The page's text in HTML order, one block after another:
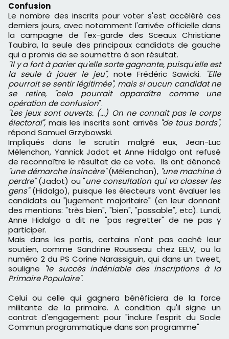
Confusion
Le nombre des inscrits pour voter s'est accéléré ces
derniers jours, avec notamment l'arrivée officielle dans
la campagne de l'ex-garde des Sceaux Christiane
Taubira, la seule des principaux candidats de gauche
qui a promis de se soumettre à son résultat.
"Il y a fort à parier qu'elle sorte gagnante, puisqu'elle est
la seule à jouer le jeu", note Frédéric Sawicki.
"Elle
pourrait se sentir légitimée", mais si aucun candidat ne
se retire, "cela pourrait apparaître comme une
opération de confusion".
"Les jeux sont ouverts. (...) On ne connait pas le corps
électoral", mais les inscrits sont arrivés "de tous bords",
répond Samuel Grzybowski.
Impliqués dans le scrutin malgré eux, Jean-Luc
Mélenchon, Yannick Jadot et Anne Hidalgo ont refusé
de reconnaître le résultat de ce vote. Ils ont dénoncé
"une démarche insincère"(Mélenchon), "une machine à
perdre"(Jadot) ou "une consultation qui va classer les
gens"(Hidalgo), puisque les électeurs vont évaluer les
candidats au "jugement majoritaire" (en leur donnant
des mentions: "très bien", "bien", "passable", etc). Lundi,
Anne Hidalgo a dit ne "pas regretter" de ne pas y
participer.
Mais dans les partis, certains n'ont pas caché leur
soutien, comme Sandrine Rousseau chez EELV, ou la
numéro 2 du PS Corine Narassiguin, qui dans un tweet,
souligne
"le succès indéniable des inscriptions à la
Primaire Populaire".
Celui ou celle qui gagnera bénéficiera de la force
militante de la primaire. A condition qu'il signe un
contrat d'engagement pour "inclure l'esprit du Socle
Commun programmatique dans son programme"